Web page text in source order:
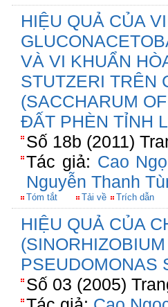
HIỆU QUẢ CỦA
VÀ VI KHUẨN
STUTZERI TRÊN
(SACCHARUM
ĐẤT PHÈN TỈNH
Số 18b (2011)
Tác giả: Cao
Nguyễn Thanh
Tóm tắt Tải về Trích dẫn
HIỆU QUẢ CỦA
PSEUDOMONAS
Số 03 (2005)